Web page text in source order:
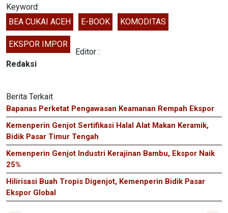
Keyword:
BEA CUKAI ACEH
E-BOOK KOMODITAS
EKSPOR IMPOR
Editor :
Redaksi
Berita Terkait
Bapanas Perketat Pengawasan Keamanan Rempah Ekspor
Kemenperin Genjot Sertifikasi Halal Alat Makan Keramik,
Bidik Pasar Timur Tengah
Kemenperin Genjot Industri Kerajinan Bambu, Ekspor Naik
25%
Hilirisasi Buah Tropis Digenjot, Kemenperin Bidik Pasar
Ekspor Global